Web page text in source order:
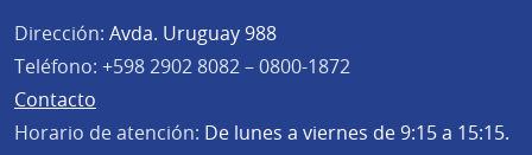
Dirección: Avda. Uruguay 988
Teléfono: +598 2902 8082 – 0800-1872
Contacto
Horario de atención: De lunes a viernes de 9:15 a 15:15.